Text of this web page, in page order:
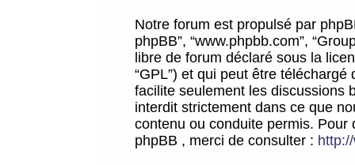
Notre forum est propulsé par
phpBB”, “www.phpbb.com”,
libre de forum déclaré sous la
“GPL”) et qui peut être téléchargé
facilite seulement les discussions
interdit strictement dans ce que
contenu ou conduite permis.
phpBB , merci de consulter :